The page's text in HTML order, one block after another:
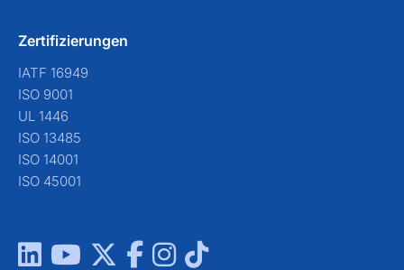
Zertifizierungen
IATF 16949
ISO 9001
UL 1446
ISO 13485
ISO 14001
ISO 45001